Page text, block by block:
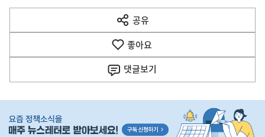
다
음
공유
열
기
좋아요
댓글보기
단